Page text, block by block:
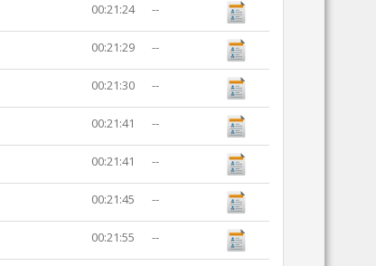
00:21:24 --
00:21:29 --
00:21:30 --
00:21:41 --
00:21:41 --
00:21:45 --
00:21:55 --